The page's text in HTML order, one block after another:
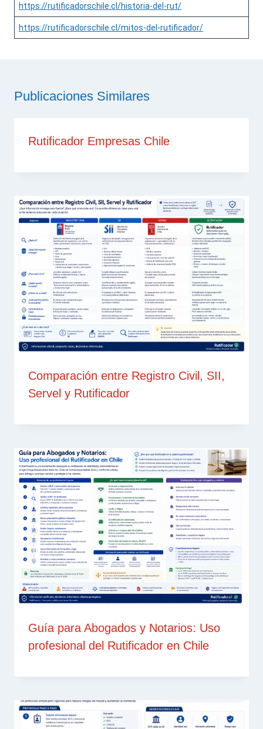
https://rutificadorschile.cl/historia-del-rut/
https://rutificadorschile.cl/mitos-del-rutificador/
Publicaciones Similares
Rutificador Empresas Chile
Comparación entre Registro Civil, SII,
Servel y Rutificador
Guía para Abogados y Notarios: Uso
profesional del Rutificador en Chile